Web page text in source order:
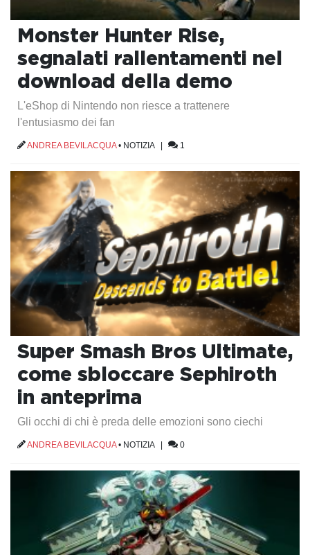
Monster Hunter Rise,
segnalati rallentamenti nel
download della demo
L'eShop di Nintendo non riesce a trattenere
l'entusiasmo dei fan
ANDREA BEVILACQUA• NOTIZIA| 1
Super Smash Bros Ultimate,
come sbloccare Sephiroth
in anteprima
Gli occhi di chi è preda delle emozioni sono ciechi
ANDREA BEVILACQUA• NOTIZIA| 0